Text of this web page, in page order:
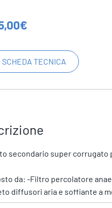
€
SCHEDA TECNICA
secondario super corrugato
da: -Filtro percolatore
diffusori aria e soffiante a